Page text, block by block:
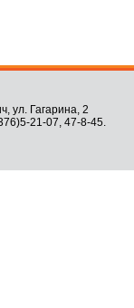
ул. Гагарина, 2
21-07, 47-8-45.